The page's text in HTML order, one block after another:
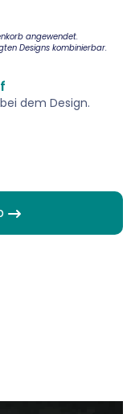
angewendet.
Designs kombinierbar.
dem Design.